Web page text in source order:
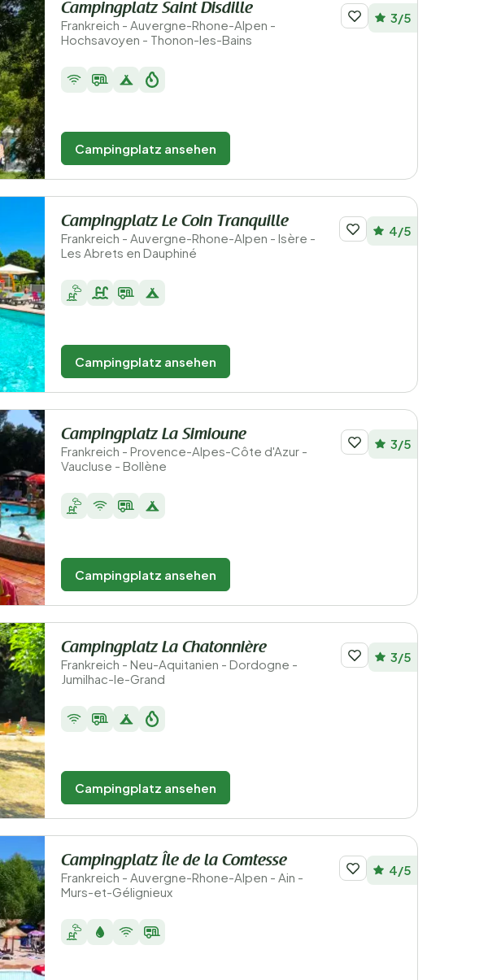
Campingplatz Saint Disdille
Frankreich - Auvergne-Rhone-Alpen -
Hochsavoyen - Thonon-les-Bains
3/5
Campingplatz ansehen
Campingplatz Le Coin Tranquille
Frankreich - Auvergne-Rhone-Alpen - Isère -
Les Abrets en Dauphiné
4/5
Campingplatz ansehen
Campingplatz La Simioune
Frankreich - Provence-Alpes-Côte d'Azur -
Vaucluse - Bollène
3/5
Campingplatz ansehen
Campingplatz La Chatonnière
Frankreich - Neu-Aquitanien - Dordogne -
Jumilhac-le-Grand
3/5
Campingplatz ansehen
Campingplatz Île de la Comtesse
Frankreich - Auvergne-Rhone-Alpen - Ain -
Murs-et-Gélignieux
4/5